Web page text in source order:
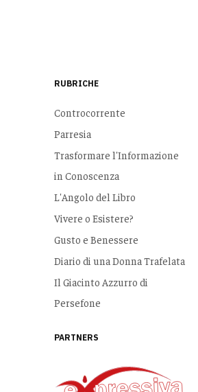
RUBRICHE
Controcorrente
Parresia
Trasformare l'Informazione
in Conoscenza
L'Angolo del Libro
Vivere o Esistere?
Gusto e Benessere
Diario di una Donna Trafelata
Il Giacinto Azzurro di
Persefone
PARTNERS